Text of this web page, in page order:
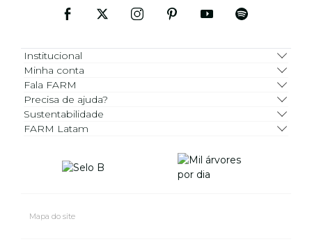
Institucional
Minha conta
Fala FARM
Precisa de ajuda?
Sustentabilidade
FARM Latam
Mapa do site